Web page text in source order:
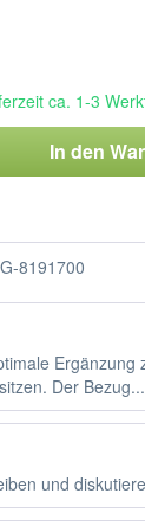
ca. 1-3
In den
8191700
Ergänzung
Der Bezug...
und